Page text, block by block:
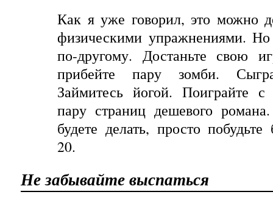
Как я уже говорил, это можно
физическими упражнениями. Но
по-другому. Достаньте свою
прибейте пару зомби.
Займитесь йогой. Поиграйте с
пару страниц дешевого
будете делать, просто
20.
Незабывайтевыспаться